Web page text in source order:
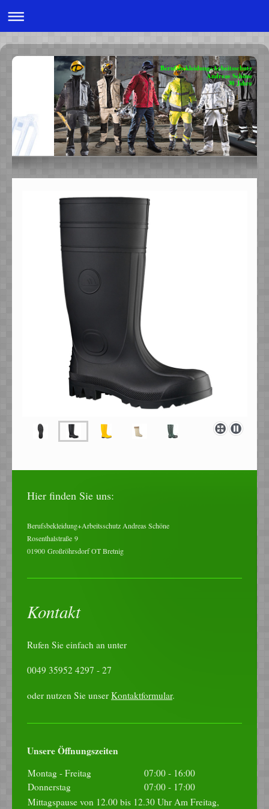
Berufsbekleidung+Arbeitsschutz
Andreas Schöne
30 Jahre
Hier finden Sie uns:
Berufsbekleidung+Arbeitsschutz Andreas Schöne
Rosenthalstraße 9
01900 Großröhrsdorf OT Bretnig
Kontakt
Rufen Sie einfach an unter
0049 35952 4297 - 27
oder nutzen Sie unser Kontaktformular.
Unsere Öffnungszeiten
Montag - Freitag 07:00 - 16:00
Donnerstag
07:00 - 17:00
Mittagspause von 12.00 bis 12.30 Uhr Am Freitag,